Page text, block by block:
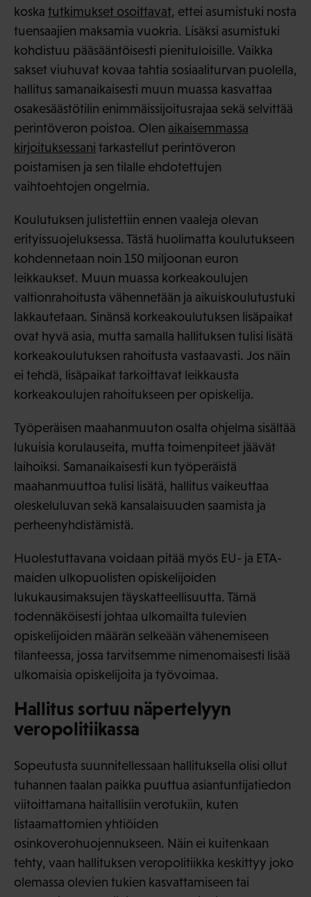
koska tutkimukset osoittavat, ettei asumistuki nosta
tuensaajien maksamia vuokria. Lisäksi asumistuki
kohdistuu pääsääntöisesti pienituloisille. Vaikka
sakset viuhuvat kovaa tahtia sosiaaliturvan puolella,
hallitus samanaikaisesti muun muassa kasvattaa
osakesäästötilin enimmäissijoitusrajaa sekä selvittää
perintöveron poistoa. Olen aikaisemmassa
kirjoituksessani tarkastellut perintöveron
poistamisen ja sen tilalle ehdotettujen
vaihtoehtojen ongelmia.
Koulutuksen julistettiin ennen vaaleja olevan
erityissuojeluksessa. Tästä huolimatta koulutukseen
kohdennetaan noin 150 miljoonan euron
leikkaukset. Muun muassa korkeakoulujen
valtionrahoitusta vähennetään ja aikuiskoulutustuki
lakkautetaan. Sinänsä korkeakoulutuksen lisäpaikat
ovat hyvä asia, mutta samalla hallituksen tulisi lisätä
korkeakoulutuksen rahoitusta vastaavasti. Jos näin
ei tehdä, lisäpaikat tarkoittavat leikkausta
korkeakoulujen rahoitukseen per opiskelija.
Työperäisen maahanmuuton osalta ohjelma sisältää
lukuisia korulauseita, mutta toimenpiteet jäävät
laihoiksi. Samanaikaisesti kun työperäistä
maahanmuuttoa tulisi lisätä, hallitus vaikeuttaa
oleskeluluvan sekä kansalaisuuden saamista ja
perheenyhdistämistä.
Huolestuttavana voidaan pitää myös EU- ja ETA-
maiden ulkopuolisten opiskelijoiden
lukukausimaksujen täyskatteellisuutta. Tämä
todennäköisesti johtaa ulkomailta tulevien
opiskelijoiden määrän selkeään vähenemiseen
tilanteessa, jossa tarvitsemme nimenomaisesti lisää
ulkomaisia opiskelijoita ja työvoimaa.
Hallitus sortuu näpertelyyn
veropolitiikassa
Sopeutusta suunnitellessaan hallituksella olisi ollut
tuhannen taalan paikka puuttua asiantuntijatiedon
viitoittamana haitallisiin verotukiin, kuten
listaamattomien yhtiöiden
osinkoverohuojennukseen. Näin ei kuitenkaan
tehty, vaan hallituksen veropolitiikka keskittyy joko
olemassa olevien tukien kasvattamiseen tai